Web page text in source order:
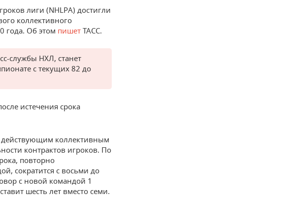
лиги (NHLPA) достигли
коллективного
года. Об этом пишет ТАСС.
службы НХЛ, станет
с текущих 82 до
истечения срока
коллективным
контрактов игроков. По
повторно
сократится с восьми до
с новой командой 1
шесть лет вместо семи.